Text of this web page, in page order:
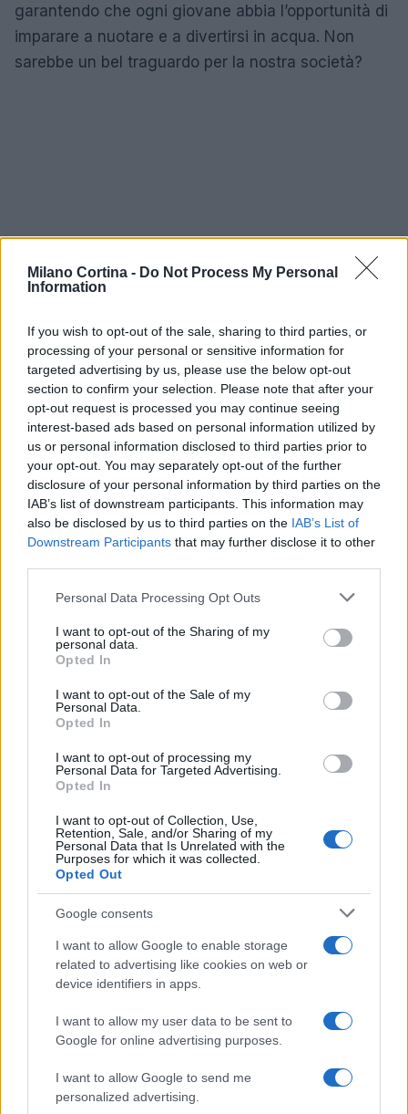
Milano Cortina - Do Not Process My Personal
Information
If you wish to opt-out of the sale, sharing to third parties, or
processing of your personal or sensitive information for
targeted advertising by us, please use the below opt-out
section to confirm your selection. Please note that after your
opt-out request is processed you may continue seeing
interest-based ads based on personal information utilized by
us or personal information disclosed to third parties prior to
your opt-out. You may separately opt-out of the further
disclosure of your personal information by third parties on the
IAB’s list of downstream participants. This information may
also be disclosed by us to third parties on the IAB’s List of
Downstream Participants that may further disclose it to other
Please note that this website/app uses one or more Google
not limited to your visit or usage behaviour. You may click to
grant or deny consent to Google and its third-party tags to
use your data for below specified purposes in below Google
consent section.
Personal Data Processing Opt Outs
I want to opt-out of the Sharing of my
personal data.
Opted In
I want to opt-out of the Sale of my
Personal Data.
Opted In
I want to opt-out of processing my
Personal Data for Targeted Advertising.
Opted In
I want to opt-out of Collection, Use,
Retention, Sale, and/or Sharing of my
Personal Data that Is Unrelated with the
Purposes for which it was collected.
Opted Out
Google consents
I want to allow Google to enable storage
related to advertising like cookies on web or
device identifiers in apps.
I want to allow my user data to be sent to
Google for online advertising purposes.
I want to allow Google to send me
personalized advertising.
garantendo che ogni giovane abbia l’opportunità di
imparare a nuotare e a divertirsi in acqua. Non
sarebbe un bel traguardo per la nostra società?
AUTORE
AiAdhubMedia
Continua a leggere
NEWS